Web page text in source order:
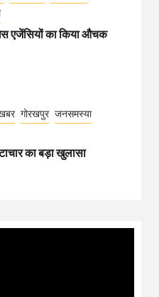
एजेंसियों का किया औचक
गोरखपुर जनसमस्या
का बड़ा खुलासा